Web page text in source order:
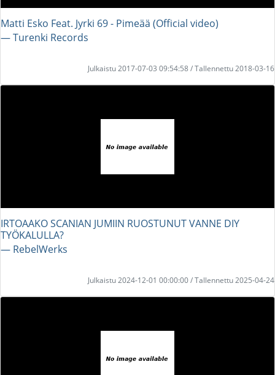
Matti Esko Feat. Jyrki 69 - Pimeää (Official video)
― Turenki Records
Julkaistu 2017-07-03 09:54:58 / Tallennettu 2018-03-16
IRTOAAKO SCANIAN JUMIIN RUOSTUNUT VANNE DIY
TYÖKALULLA?
― RebelWerks
Julkaistu 2024-12-01 00:00:00 / Tallennettu 2025-04-24